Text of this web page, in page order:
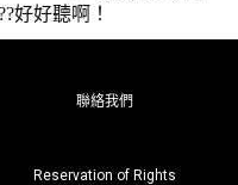
好好聽啊！
聯絡我們
Reservation of Rights